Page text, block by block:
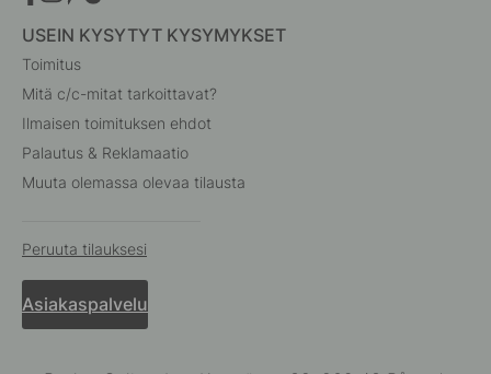
USEIN KYSYTYT KYSYMYKSET
Toimitus
Mitä c/c-mitat tarkoittavat?
Ilmaisen toimituksen ehdot
Palautus & Reklamaatio
Muuta olemassa olevaa tilausta
Peruuta tilauksesi
Asiakaspalvelu